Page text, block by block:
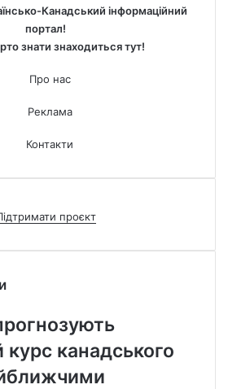
Канадський інформаційний
портал!
знати знаходиться тут!
Про нас
Реклама
Контакти
проєкт
курс канадського